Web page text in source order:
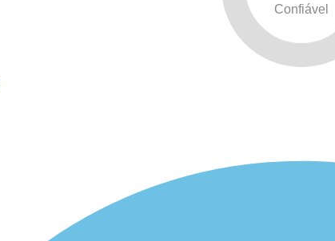
Confiável